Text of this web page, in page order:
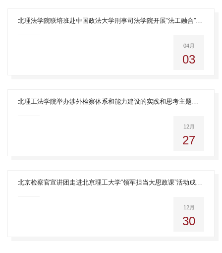
北理法学院联培班赴中国政法大学刑事司法学院开展“法工融合”涉外法治人才培育交流活动
04月
03
北理工法学院举办涉外检察体系和能力建设的实践和思考主题讲座
12月
27
北京检察官宣讲团走进北京理工大学“领军担当大思政课”活动成功举办
12月
30